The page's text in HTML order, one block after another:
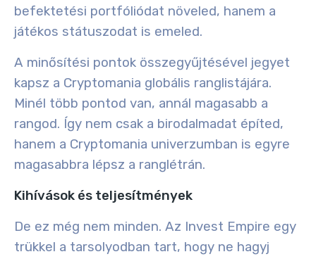
befektetési portfóliódat növeled, hanem a
játékos státuszodat is emeled.
A minősítési pontok összegyűjtésével jegyet
kapsz a Cryptomania globális ranglistájára.
Minél több pontod van, annál magasabb a
rangod. Így nem csak a birodalmadat építed,
hanem a Cryptomania univerzumban is egyre
magasabbra lépsz a ranglétrán.
Kihívások és teljesítmények
De ez még nem minden. Az Invest Empire egy
trükkel a tarsolyodban tart, hogy ne hagyj